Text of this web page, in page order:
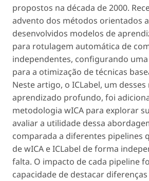
propostos na década de 2000.
advento dos métodos orientados
desenvolvidos modelos de
para rotulagem automática de
independentes, configurando
para a otimização de técnicas
Neste artigo, o ICLabel, um
aprendizado profundo, foi
metodologia wICA para explorar
avaliar a utilidade dessa
comparada a diferentes pipelines
de wICA e ICLabel de forma
falta. O impacto de cada pipeline
capacidade de destacar